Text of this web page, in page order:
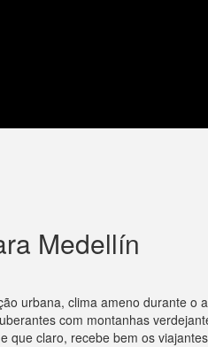
Medellín
urbana, clima ameno durante o
com montanhas
que claro, recebe bem os